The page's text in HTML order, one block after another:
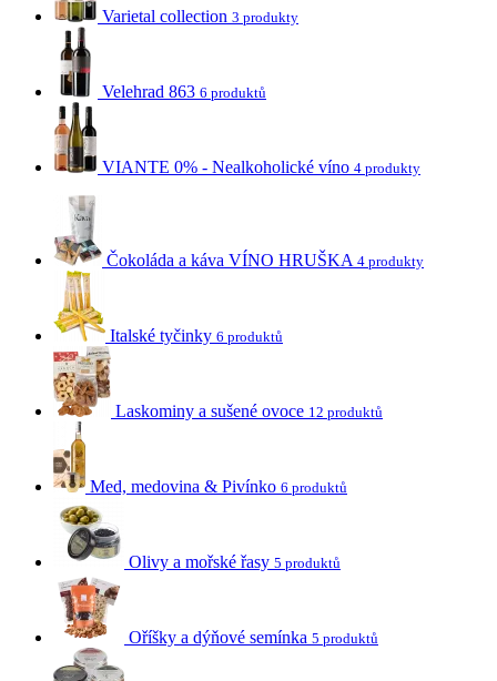
Varietal collection 3 produkty
Velehrad 863 6 produktů
VIANTE 0% - Nealkoholické víno 4 produkty
Čokoláda a káva VÍNO HRUŠKA 4 produkty
Italské tyčinky 6 produktů
Laskominy a sušené ovoce 12 produktů
Med, medovina & Pivínko 6 produktů
Olivy a mořské řasy 5 produktů
Oříšky a dýňové semínka 5 produktů